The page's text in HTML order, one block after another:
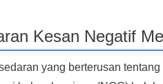
Kesan Negatif
yang berterusan